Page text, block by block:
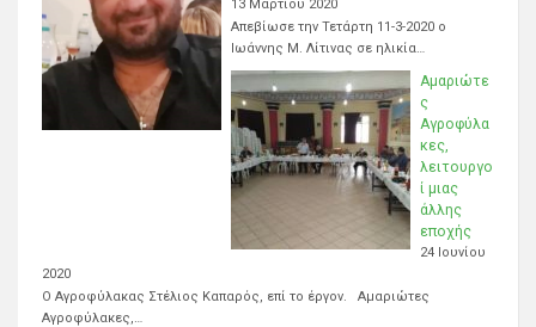
13 Μαρτίου 2020
Απεβίωσε την Τετάρτη 11-3-2020 ο
Ιωάννης Μ. Λίτινας σε ηλικία…
Αμαριώτε
ς
Αγροφύλα
κες,
λειτουργο
ί μιας
άλλης
εποχής
24 Ιουνίου
2020
Ο Αγροφύλακας Στέλιος Καπαρός, επί το έργον. Αμαριώτες
Αγροφύλακες,…